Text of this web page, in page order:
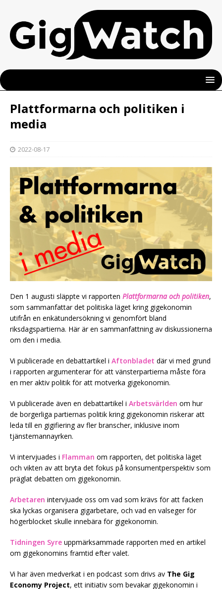
Plattformarna och politiken i
media
2022-08-17
Den 1 augusti släppte vi rapporten Plattformarna och politiken,
som sammanfattar det politiska läget kring gigekonomin
utifrån en enkätundersökning vi genomfört bland
riksdagspartierna. Här är en sammanfattning av diskussionerna
om den i media.
Vi publicerade en debattartikel i Aftonbladet där vi med grund
i rapporten argumenterar för att vänsterpartierna måste föra
en mer aktiv politik för att motverka gigekonomin.
Vi publicerade även en debattartikel i Arbetsvärlden om hur
de borgerliga partiernas politik kring gigekonomin riskerar att
leda till en gigifiering av fler branscher, inklusive inom
tjänstemannayrken.
Vi intervjuades i Flamman om rapporten, det politiska läget
och vikten av att bryta det fokus på konsumentperspektiv som
präglat debatten om gigekonomin.
Arbetaren intervjuade oss om vad som krävs för att facken
ska lyckas organisera gigarbetare, och vad en valseger för
högerblocket skulle innebära för gigekonomin.
Tidningen Syre uppmärksammade rapporten med en artikel
om gigekonomins framtid efter valet.
Vi har även medverkat i en podcast som drivs av The Gig
Economy Project, ett initiativ som bevakar gigekonomin i